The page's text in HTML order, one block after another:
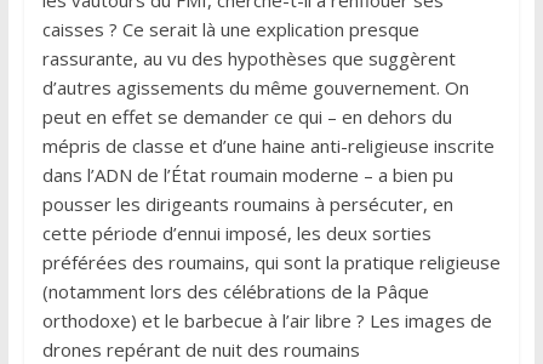
caisses ? Ce serait là une explication presque
rassurante, au vu des hypothèses que suggèrent
d’autres agissements du même gouvernement. On
peut en effet se demander ce qui – en dehors du
mépris de classe et d’une haine anti-religieuse inscrite
dans l’ADN de l’État roumain moderne – a bien pu
pousser les dirigeants roumains à persécuter, en
cette période d’ennui imposé, les deux sorties
préférées des roumains, qui sont la pratique religieuse
(notamment lors des célébrations de la Pâque
orthodoxe) et le barbecue à l’air libre ? Les images de
drones repérant de nuit des roumains